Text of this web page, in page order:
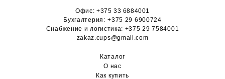
Офис:+375 33 6884001
Бухгалтерия: +375 29 6900724
Снабжение и логистика: +375 29 7584001
zakaz.cups@gmail.com
Каталог
О нас
Как купить